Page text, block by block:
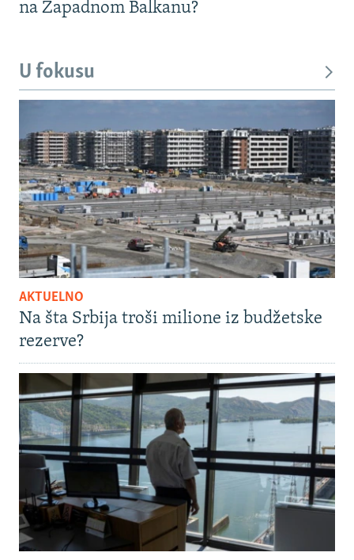
na Zapadnom Balkanu?
U fokusu
AKTUELNO
Na šta Srbija troši milione iz budžetske
rezerve?